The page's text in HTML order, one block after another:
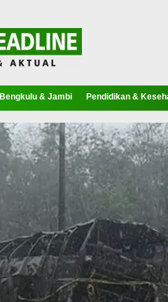
Bengkulu & Jambi Pendidikan &